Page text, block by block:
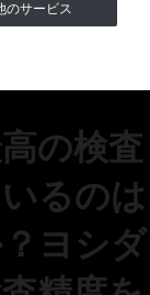
のサービス
の検査
るのは
ヨシダ